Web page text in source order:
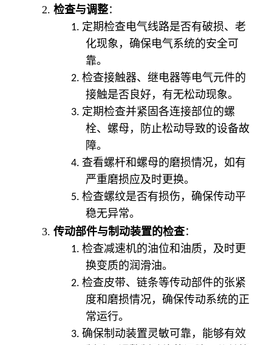
2. 检查与调整：
1. 定期检查电气线路是否有破损、老
化现象，确保电气系统的安全可
靠。
2. 检查接触器、继电器等电气元件的
接触是否良好，有无松动现象。
3. 定期检查并紧固各连接部位的螺
栓、螺母，防止松动导致的设备故
障。
4. 查看螺杆和螺母的磨损情况，如有
严重磨损应及时更换。
5. 检查螺纹是否有损伤，确保传动平
稳无异常。
3. 传动部件与制动装置的检查：
1. 检查减速机的油位和油质，及时更
换变质的润滑油。
2. 检查皮带、链条等传动部件的张紧
度和磨损情况，确保传动系统的正
常运行。
3. 确保制动装置灵敏可靠，能够有效